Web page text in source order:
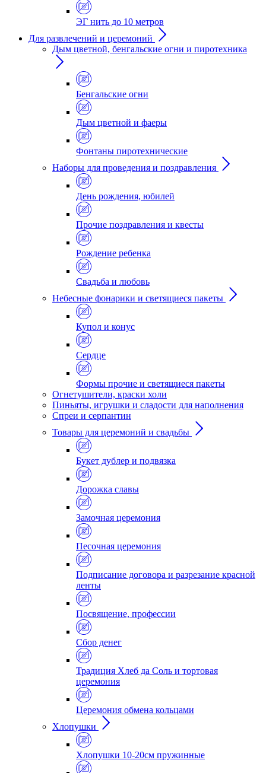
ЭГ нить до 10 метров
Для развлечений и церемоний
Дым цветной, бенгальские огни и пиротехника
Бенгальские огни
Дым цветной и фаеры
Фонтаны пиротехнические
Наборы для проведения и поздравления
День рождения, юбилей
Прочие поздравления и квесты
Рождение ребенка
Свадьба и любовь
Небесные фонарики и светящиеся пакеты
Купол и конус
Сердце
Формы прочие и светящиеся пакеты
Огнетушители, краски холи
Пиньяты, игрушки и сладости для наполнения
Спреи и серпантин
Товары для церемоний и свадьбы
Букет дублер и подвязка
Дорожка славы
Замочная церемония
Песочная церемония
Подписание договора и разрезание красной
ленты
Посвящение, профессии
Сбор денег
Традиция Хлеб да Соль и тортовая
церемония
Церемония обмена кольцами
Хлопушки
Хлопушки 10-20см пружинные